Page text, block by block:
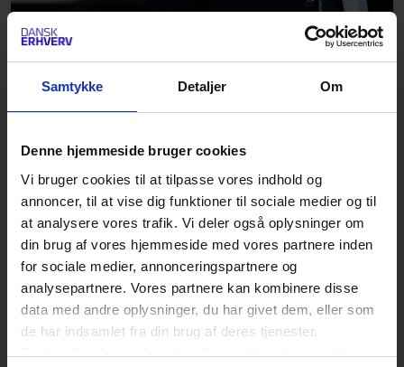
Samtykke Detaljer Om
Denne hjemmeside bruger cookies
Vi bruger cookies til at tilpasse vores indhold og
annoncer, til at vise dig funktioner til sociale medier og til
at analysere vores trafik. Vi deler også oplysninger om
din brug af vores hjemmeside med vores partnere inden
for sociale medier, annonceringspartnere og
analysepartnere. Vores partnere kan kombinere disse
data med andre oplysninger, du har givet dem, eller som
de har indsamlet fra din brug af deres tjenester.
Du kan til enhver tid ændre eller trække dit samtykke
DOWNLOAD